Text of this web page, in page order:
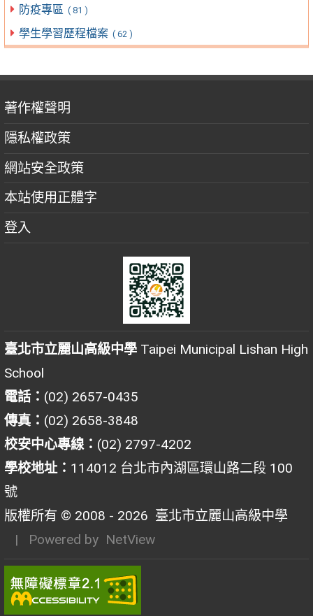
防疫專區 ( 81 )
學生學習歷程檔案 ( 62 )
著作權聲明
隱私權政策
網站安全政策
本站使用正體字
登入
臺北市立麗山高級中學 Taipei Municipal Lishan High
School
電話： (02) 2657-0435
傳真： (02) 2658-3848
校安中心專線： (02) 2797-4202
學校地址： 114012 台北市內湖區環山路二段 100
號
版權所有 © 2008 - 2026 臺北市立麗山高級中學
| Powered by NetView